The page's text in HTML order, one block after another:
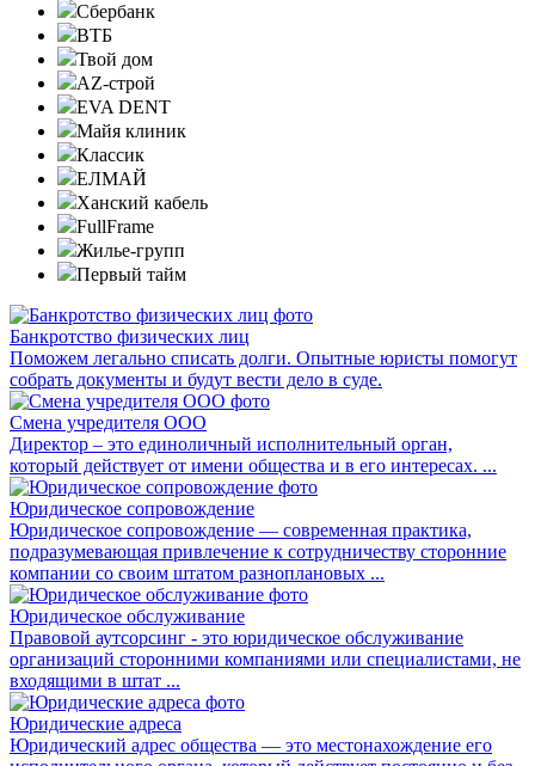
Сбербанк
ВТБ
Твой дом
AZ-строй
EVA DENT
Майя клиник
Классик
ЕЛМАЙ
Ханский кабель
FullFrame
Жилье-групп
Первый тайм
Банкротство физических лиц
Поможем легально списать долги. Опытные юристы помогут
собрать документы и будут вести дело в суде.
Смена учредителя ООО
Директор – это единоличный исполнительный орган,
который действует от имени общества и в его интересах. ...
Юридическое сопровождение
Юридическое сопровождение — современная практика,
подразумевающая привлечение к сотрудничеству сторонние
компании со своим штатом разноплановых ...
Юридическое обслуживание
Правовой аутсорсинг - это юридическое обслуживание
организаций сторонними компаниями или специалистами, не
входящими в штат ...
Юридические адреса
Юридический адрес общества — это местонахождение его